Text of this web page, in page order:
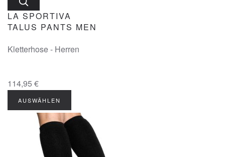
LA SPORTIVA
TALUS PANTS MEN
Kletterhose - Herren
114,95 €
AUSWÄHLEN